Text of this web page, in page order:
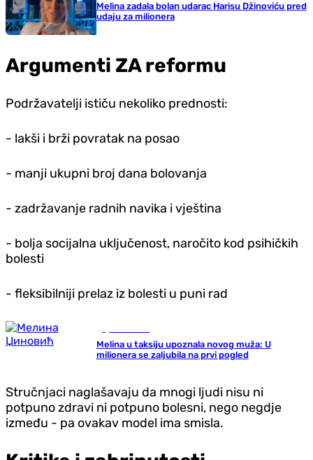
Melina zadala bolan udarac Harisu Džinoviću pred
udaju za milionera
Argumenti ZA reformu
Podržavatelji ističu nekoliko prednosti:
- lakši i brži povratak na posao
- manji ukupni broj dana bolovanja
- zadržavanje radnih navika i vještina
- bolja socijalna uključenost, naročito kod psihičkih
bolesti
- fleksibilniji prelaz iz bolesti u puni rad
Melina u taksiju upoznala novog muža: U
milionera se zaljubila na prvi pogled
Stručnjaci naglašavaju da mnogi ljudi nisu ni
potpuno zdravi ni potpuno bolesni, nego negdje
između - pa ovakav model ima smisla.